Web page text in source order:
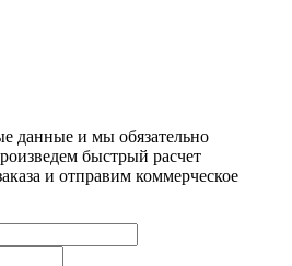
данные и мы обязательно
быстрый расчет
и отправим коммерческое